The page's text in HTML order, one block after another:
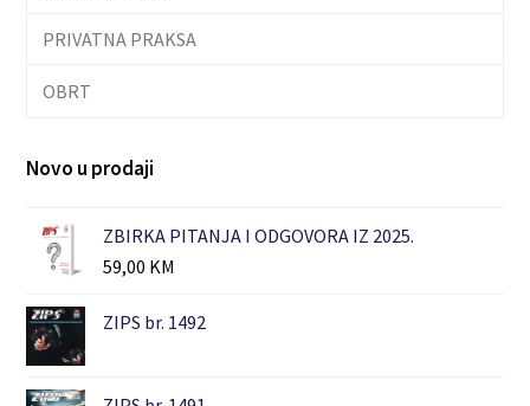
PRIVATNA PRAKSA
OBRT
Novo u prodaji
ZBIRKA PITANJA I ODGOVORA IZ 2025.
59,00 KM
ZIPS br. 1492